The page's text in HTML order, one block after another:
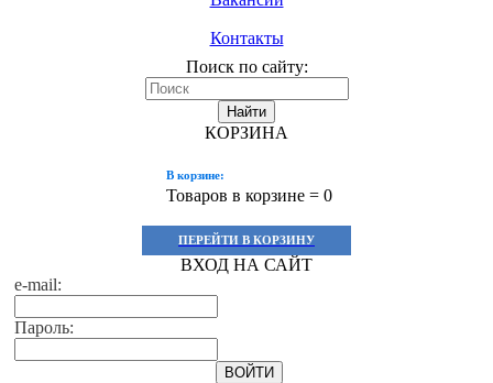
Контакты
Поиск по сайту:
Найти
КОРЗИНА
В корзине:
Товаров в корзине = 0
ПЕРЕЙТИ В КОРЗИНУ
ВХОД НА САЙТ
e-mail:
Пароль: